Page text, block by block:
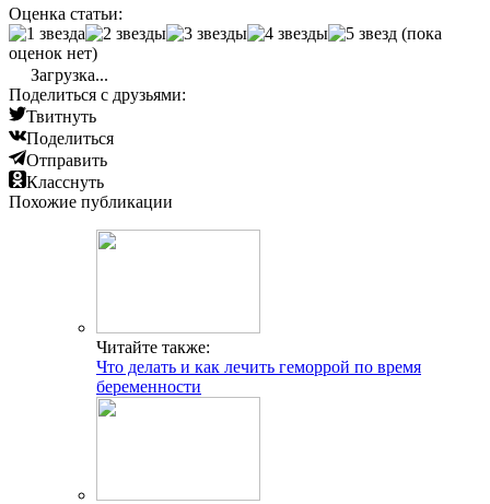
Оценка статьи:
(пока
оценок нет)
Загрузка...
Поделиться с друзьями:
Твитнуть
Поделиться
Отправить
Класснуть
Похожие публикации
Читайте также:
Что делать и как лечить геморрой по время
беременности